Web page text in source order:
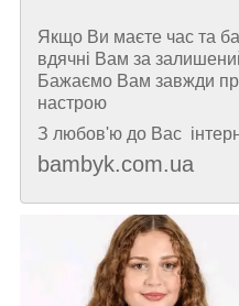
Якщо Ви маєте час та
вдячні Вам за
Бажаємо Вам завжди
настрою
З любов'ю до Вас
bambyk.com.ua